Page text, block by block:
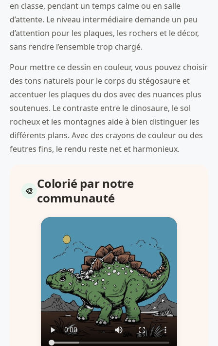
en classe, pendant un temps calme ou en salle
d’attente. Le niveau intermédiaire demande un peu
d’attention pour les plaques, les rochers et le décor,
sans rendre l’ensemble trop chargé.
Pour mettre ce dessin en couleur, vous pouvez choisir
des tons naturels pour le corps du stégosaure et
accentuer les plaques du dos avec des nuances plus
soutenues. Le contraste entre le dinosaure, le sol
rocheux et les montagnes aide à bien distinguer les
différents plans. Avec des crayons de couleur ou des
feutres fins, le rendu reste net et harmonieux.
Colorié par notre
communauté